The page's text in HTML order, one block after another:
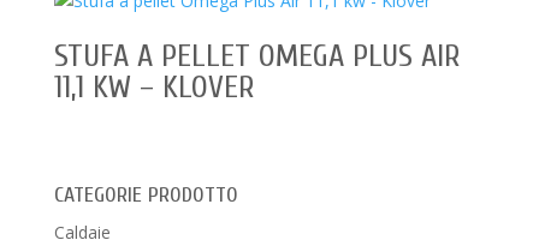
STUFA A PELLET OMEGA PLUS AIR
11,1 KW – KLOVER
CATEGORIE PRODOTTO
Caldaie